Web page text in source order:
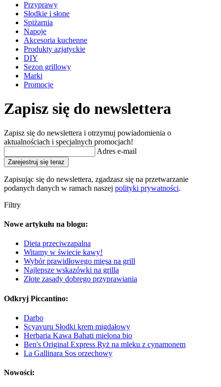
Przyprawy
Słodkie i słone
Spiżarnia
Napoje
Akcesoria kuchenne
Produkty azjatyckie
DIY
Sezon grillowy
Marki
Promocje
Zapisz się do newslettera
Zapisz się do newslettera i otrzymuj powiadomienia o
aktualnościach i specjalnych promocjach!
Adres e-mail
Zarejestruj się teraz
Zapisując się do newslettera, zgadzasz się na przetwarzanie
podanych danych w ramach naszej polityki prywatności.
Filtry
Nowe artykułu na blogu:
Dieta przeciwzapalna
Witamy w świecie kawy!
Wybór prawidłowego mięsa na grill
Najlepsze wskazówki na grilla
Złote zasady dobrego przyprawiania
Odkryj Piccantino:
Darbo
Scyavuru Słodki krem migdałowy
Herbaria Kawa Bahati mielona bio
Ben's Original Express Ryż na mleku z cynamonem
La Gallinara Sos orzechowy
Nowości: